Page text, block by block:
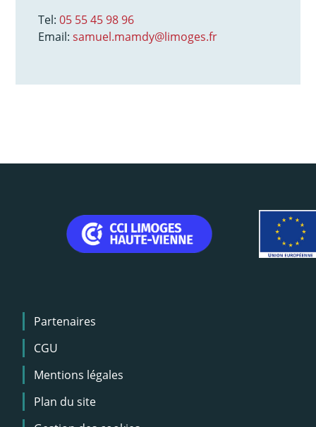
Tel:05 55 45 98 96
Email:samuel.mamdy@limoges.fr
Menu
Pied
de
page
Partenaires
CGU
Mentions légales
Plan du site